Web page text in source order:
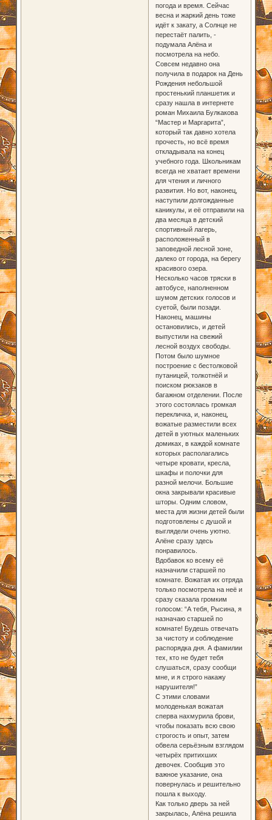
погода и время. Сейчас
весна и жаркий день тоже
идёт к закату, а Солнце не
перестаёт палить, -
подумала Алёна и
посмотрела на небо.
Совсем недавно она
получила в подарок на День
Рождения небольшой
простенький планшетик и
сразу нашла в интернете
роман Михаила Булкакова
“Мастер и Маргарита”,
который так давно хотела
прочесть, но всё время
откладывала на конец
учебного года. Школьникам
всегда не хватает времени
для чтения и личного
развития. Но вот, наконец,
наступили долгожданные
каникулы, и её отправили на
два месяца в детский
спортивный лагерь,
расположенный в
заповедной лесной зоне,
далеко от города, на берегу
красивого озера.
Несколько часов тряски в
автобусе, наполненном
шумом детских голосов и
суетой, были позади.
Наконец, машины
остановились, и детей
выпустили на свежий
лесной воздух свободы.
Потом было шумное
построение с бестолковой
путаницей, толкотнёй и
поиском рюкзаков в
багажном отделении. После
этого состоялась громкая
перекличка, и, наконец,
вожатые разместили всех
детей в уютных маленьких
домиках, в каждой комнате
которых располагались
четыре кровати, кресла,
шкафы и полочки для
разной мелочи. Большие
окна закрывали красивые
шторы. Одним словом,
места для жизни детей были
подготовлены с душой и
выглядели очень уютно.
Алёне сразу здесь
понравилось.
Вдобавок ко всему её
назначили старшей по
комнате. Вожатая их отряда
только посмотрела на неё и
сразу сказала громким
голосом: “А тебя, Рысина, я
назначаю старшей по
комнате! Будешь отвечать
за чистоту и соблюдение
распорядка дня. А фамилии
тех, кто не будет тебя
слушаться, сразу сообщи
мне, и я строго накажу
нарушителя!”
С этими словами
молоденькая вожатая
сперва нахмурила брови,
чтобы показать всю свою
строгость и опыт, затем
обвела серьёзным взглядом
четырёх притихших
девочек. Сообщив это
важное указание, она
повернулась и решительно
пошла к выходу.
Как только дверь за ней
закрылась, Алёна решила